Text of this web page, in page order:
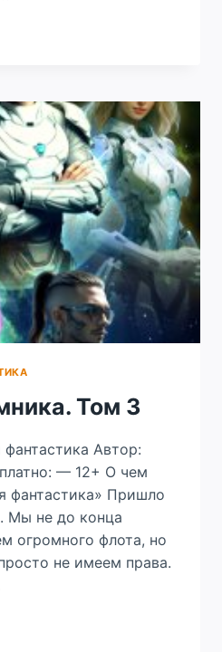
Том 3
Автор:
— 12+ О чем
фантастика» Пришло
Мы не до конца
огромного флота, но
не имеем права.